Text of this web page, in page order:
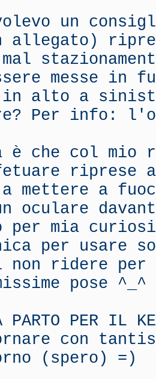
un
messe
alto a
Per info:
è che col mio
riprese
mettere a
oculare
per mia
per usare
non ridere per
pose ^_^
PARTO PER IL
con
(spero) =)